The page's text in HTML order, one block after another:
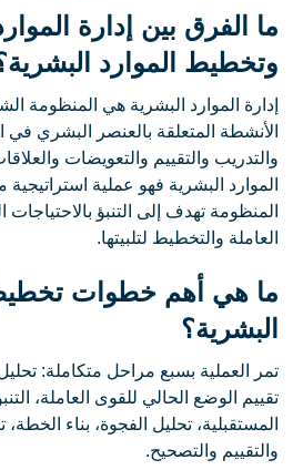
ما الفرق بين إدارة
وتخطيط الموارد
إدارة الموارد البشرية هي المنظومة
الأنشطة المتعلقة بالعنصر البشري
والتدريب والتقييم والتعويضات
الموارد البشرية فهو عملية
المنظومة تهدف إلى التنبؤ
العاملة والتخطيط لتلبيتها.
ما هي أهم خطوات
البشرية؟
تمر العملية بسبع مراحل متكاملة: تحليل
تقييم الوضع الحالي للقوى العاملة،
المستقبلية، تحليل الفجوة، بناء الخطة،
والتقييم والتصحيح.